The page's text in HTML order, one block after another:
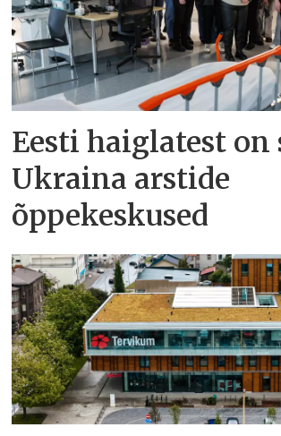
Eesti haiglatest on
Ukraina arstide
õppekeskused